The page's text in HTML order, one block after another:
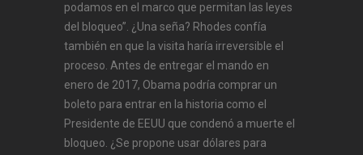
podamos en el marco que permitan las leyes
del bloqueo”. ¿Una seña? Rhodes confía
también en que la visita haría irreversible el
proceso. Antes de entregar el mando en
enero de 2017, Obama podría comprar un
boleto para entrar en la historia como el
Presidente de EEUU que condenó a muerte el
bloqueo. ¿Se propone usar dólares para